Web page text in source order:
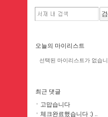
오늘의 마이리스트
선택된 마이리스트가 없습니
최근 댓글
고맙습니다
체크완료했습니다 :) ..